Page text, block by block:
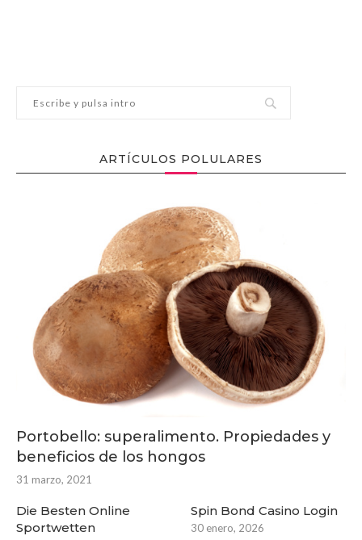
ARTÍCULOS POLULARES
Portobello: superalimento. Propiedades y
beneficios de los hongos
31 marzo, 2021
Die Besten Online
Sportwetten
Spin Bond Casino Login
30 enero, 2026